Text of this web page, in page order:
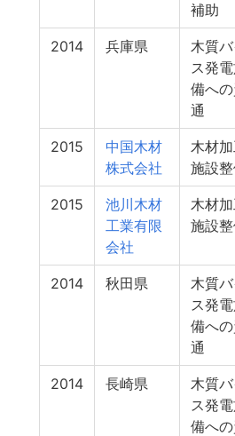
補助
2014 兵庫県
木質
ス発
備へ
通
2015
中国木材
株式会社
木材
施設
2015
池川木材
工業有限
会社
木材
施設
2014 秋田県
木質
ス発
備へ
通
2014 長崎県
木質
ス発
備へ